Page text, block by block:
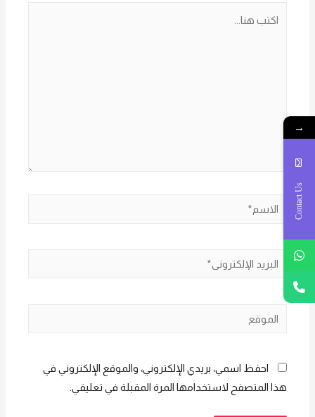
الاسم*
البريد
الموقع
احفظ اسمي، بريدي الإلكتروني، والموقع الإلكتروني في
هذا المتصفح لاستخدامها المرة المقبلة في تعليقي.
→
Contact Us